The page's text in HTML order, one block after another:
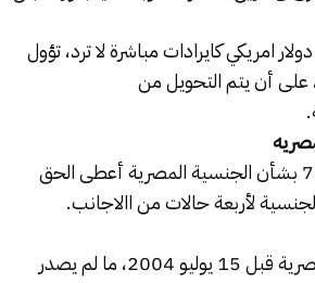
مبلغ 250 الف دولار امريكي كايرادات مباشرة لا ترد، تؤول
، على أن يتم التحويل من
إن القانون 26 لسنة 75 بشأن الجنسية المصرية أعطى الحق
لأربعة حالات من االاجانب.
الأجنبى الذى وُلد لأم مصرية قبل 15 يوليو 2004، ما لم يصدر